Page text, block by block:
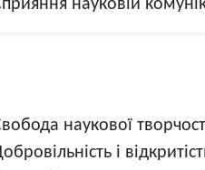
науковій
наукової
і